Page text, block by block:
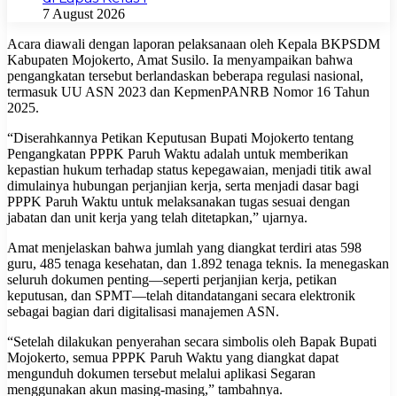
7 August 2026
Acara diawali dengan laporan pelaksanaan oleh Kepala BKPSDM
Kabupaten Mojokerto, Amat Susilo. Ia menyampaikan bahwa
pengangkatan tersebut berlandaskan beberapa regulasi nasional,
termasuk UU ASN 2023 dan KepmenPANRB Nomor 16 Tahun
2025.
“Diserahkannya Petikan Keputusan Bupati Mojokerto tentang
Pengangkatan PPPK Paruh Waktu adalah untuk memberikan
kepastian hukum terhadap status kepegawaian, menjadi titik awal
dimulainya hubungan perjanjian kerja, serta menjadi dasar bagi
PPPK Paruh Waktu untuk melaksanakan tugas sesuai dengan
jabatan dan unit kerja yang telah ditetapkan,” ujarnya.
Amat menjelaskan bahwa jumlah yang diangkat terdiri atas 598
guru, 485 tenaga kesehatan, dan 1.892 tenaga teknis. Ia menegaskan
seluruh dokumen penting—seperti perjanjian kerja, petikan
keputusan, dan SPMT—telah ditandatangani secara elektronik
sebagai bagian dari digitalisasi manajemen ASN.
“Setelah dilakukan penyerahan secara simbolis oleh Bapak Bupati
Mojokerto, semua PPPK Paruh Waktu yang diangkat dapat
mengunduh dokumen tersebut melalui aplikasi Segaran
menggunakan akun masing-masing,” tambahnya.